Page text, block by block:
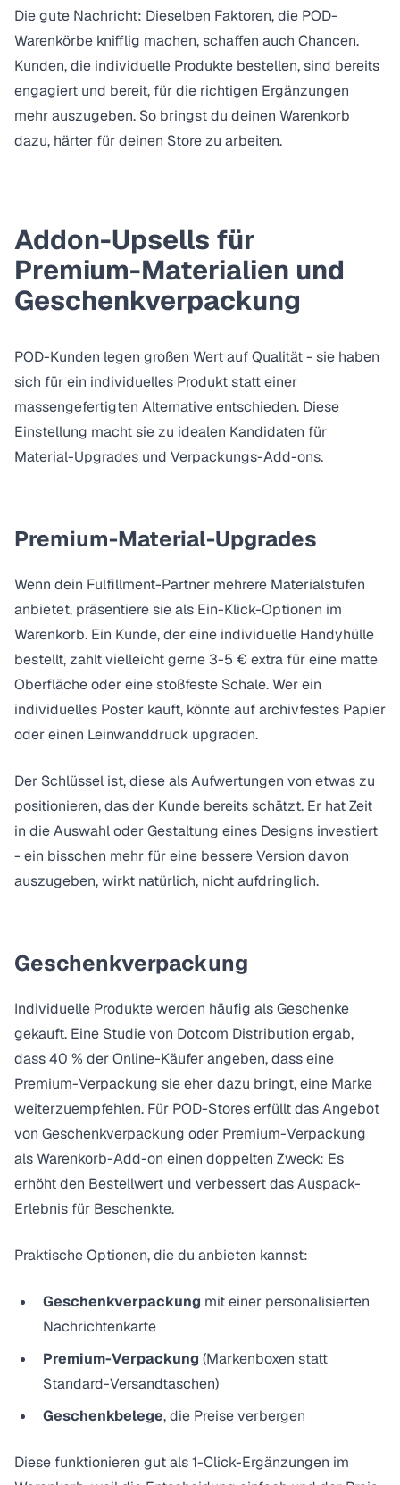
Die gute Nachricht: Dieselben Faktoren, die POD-
Warenkörbe knifflig machen, schaffen auch Chancen.
Kunden, die individuelle Produkte bestellen, sind bereits
engagiert und bereit, für die richtigen Ergänzungen
mehr auszugeben. So bringst du deinen Warenkorb
dazu, härter für deinen Store zu arbeiten.
Addon-Upsells für
Premium-Materialien und
Geschenkverpackung
POD-Kunden legen großen Wert auf Qualität - sie haben
sich für ein individuelles Produkt statt einer
massengefertigten Alternative entschieden. Diese
Einstellung macht sie zu idealen Kandidaten für
Material-Upgrades und Verpackungs-Add-ons.
Premium-Material-Upgrades
Wenn dein Fulfillment-Partner mehrere Materialstufen
anbietet, präsentiere sie als Ein-Klick-Optionen im
Warenkorb. Ein Kunde, der eine individuelle Handyhülle
bestellt, zahlt vielleicht gerne 3-5 € extra für eine matte
Oberfläche oder eine stoßfeste Schale. Wer ein
individuelles Poster kauft, könnte auf archivfestes Papier
oder einen Leinwanddruck upgraden.
Der Schlüssel ist, diese als Aufwertungen von etwas zu
positionieren, das der Kunde bereits schätzt. Er hat Zeit
in die Auswahl oder Gestaltung eines Designs investiert
- ein bisschen mehr für eine bessere Version davon
auszugeben, wirkt natürlich, nicht aufdringlich.
Geschenkverpackung
Individuelle Produkte werden häufig als Geschenke
gekauft. Eine Studie von Dotcom Distribution ergab,
dass 40 % der Online-Käufer angeben, dass eine
Premium-Verpackung sie eher dazu bringt, eine Marke
weiterzuempfehlen. Für POD-Stores erfüllt das Angebot
von Geschenkverpackung oder Premium-Verpackung
als Warenkorb-Add-on einen doppelten Zweck: Es
erhöht den Bestellwert und verbessert das Auspack-
Erlebnis für Beschenkte.
Praktische Optionen, die du anbieten kannst:
Geschenkverpackung mit einer personalisierten
Nachrichtenkarte
Premium-Verpackung (Markenboxen statt
Standard-Versandtaschen)
Geschenkbelege, die Preise verbergen
Diese funktionieren gut als 1-Click-Ergänzungen im